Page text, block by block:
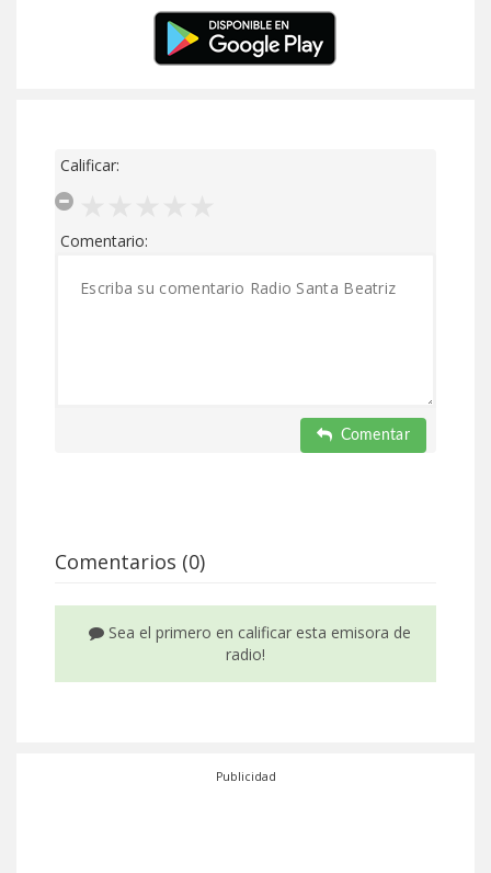
Calificar:
Comentario:
Comentar
Comentarios (0)
Sea el primero en calificar esta emisora de
radio!
Publicidad